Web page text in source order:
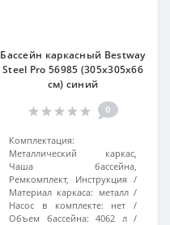
Бассейн каркасный Bestway
Steel Pro 56985 (305х305x66
см) синий
0
Комплектация:
Металлический каркас,
Чаша бассейна,
Ремкомплект, Инструкция
Материал каркаса: металл
Насос в комплекте:
нет
Объем бассейна: 4062 л